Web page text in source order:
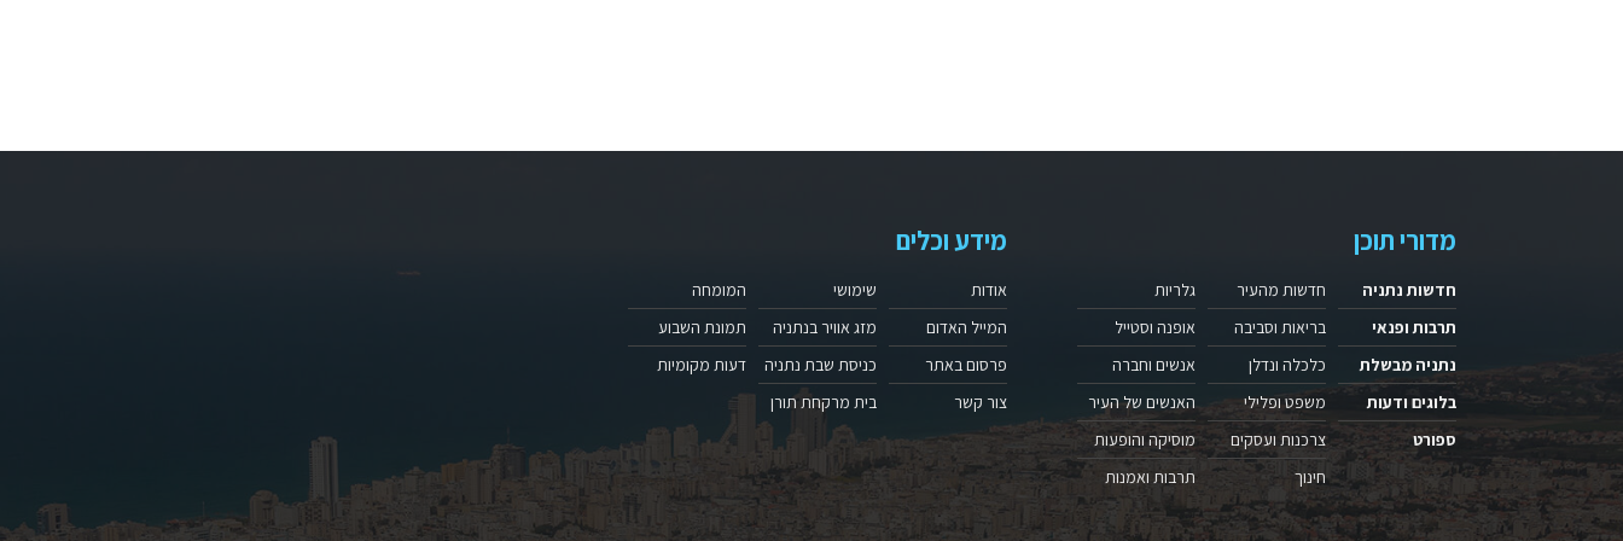
מדורי תוכן
חדשות נתניה
תרבות ופנאי
נתניה מבשלת
בלוגים ודעות
ספורט
חדשות מהעיר
בריאות וסביבה
כלכלה ונדלן
משפט ופלילי
צרכנות ועסקים
חינוך
גלריות
אופנה וסטייל
אנשים וחברה
האנשים של העיר
מוסיקה והופעות
תרבות ואמנות
מידע וכלים
אודות
המייל האדום
פרסום באתר
צור קשר
שימושי
מזג אוויר בנתניה
כניסת שבת נתניה
בית מרקחת תורן
המומחה
תמונת השבוע
דעות מקומיות